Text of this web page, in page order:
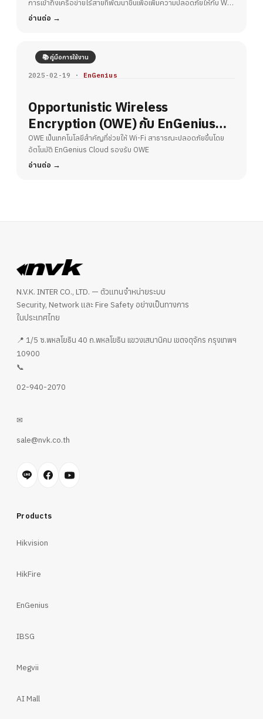
การเข้าถึงเครือข่ายไร้สายที่พัฒนาขึ้นเพื่อเพิ่มความปลอดภัยให้กับ Wi-
Fi
อ่านต่อ
📚 คู่มือการใช้งาน
2025-02-19 · EnGenius
Opportunistic Wireless
Encryption (OWE) กับ EnGenius
Cloud – ยกระดับความปลอดภัย Wi-Fi
สาธารณะ
OWE เป็นเทคโนโลยีสำคัญที่ช่วยให้ Wi-Fi สาธารณะปลอดภัยขึ้นโดย
อัตโนมัติ EnGenius Cloud รองรับ OWE
อ่านต่อ
N.V.K. INTER CO., LTD. — ตัวแทนจำหน่ายระบบ
Security, Network และ Fire Safety อย่างเป็นทางการ
ในประเทศไทย
📍 1/5 ซ.พหลโยธิน 40 ถ.พหลโยธิน แขวงเสนานิคม เขตจตุจักร กรุงเทพฯ
10900
📞
02-940-2070
✉
sale@nvk.co.th
Products
Hikvision
HikFire
EnGenius
IBSG
Megvii
AI Mall